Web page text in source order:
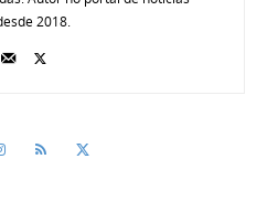
2018.